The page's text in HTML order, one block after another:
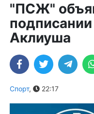
"ПСЖ"
Аклиуша
Спорт, 22:17